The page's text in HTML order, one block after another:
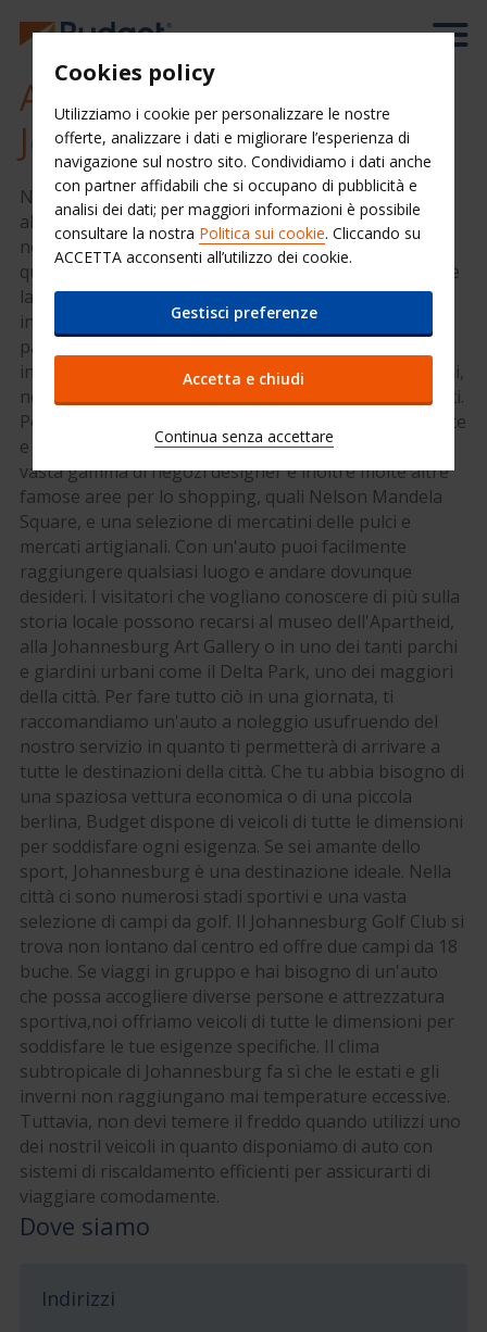
Autonoleggio a
Johannesburg
Noleggia un'auto a Johannesburg per avere accesso
alle migliori attrazioni durante il tuo soggiorno. Il
nostro servizio ti potrà aiutare a trarre il massimo da
questa splendida parte del Sud Africa. Johannesburg è
la città più grande del Sud Africa. Dal passato
interessante e dall'architettura affascinante, è ricca di
parchi e giardini. Nella città vi sono molti luoghi di
interesse. Con la sua vasta scelta di attrazioni culturali,
negozi e musei, Johannesburg offre qualcosa per tutti.
Potrai esplorare le attrazioni storiche, le gallerie d'arte
e Sandoz City, un centro commerciale che offre una
vasta gamma di negozi designer e inoltre molte altre
famose aree per lo shopping, quali Nelson Mandela
Square, e una selezione di mercatini delle pulci e
mercati artigianali. Con un'auto puoi facilmente
raggiungere qualsiasi luogo e andare dovunque
desideri. I visitatori che vogliano conoscere di più sulla
storia locale possono recarsi al museo dell'Apartheid,
alla Johannesburg Art Gallery o in uno dei tanti parchi
e giardini urbani come il Delta Park, uno dei maggiori
della città. Per fare tutto ciò in una giornata, ti
raccomandiamo un'auto a noleggio usufruendo del
nostro servizio in quanto ti permetterà di arrivare a
tutte le destinazioni della città. Che tu abbia bisogno di
una spaziosa vettura economica o di una piccola
berlina, Budget dispone di veicoli di tutte le dimensioni
per soddisfare ogni esigenza. Se sei amante dello
sport, Johannesburg è una destinazione ideale. Nella
città ci sono numerosi stadi sportivi e una vasta
selezione di campi da golf. Il Johannesburg Golf Club si
trova non lontano dal centro ed offre due campi da 18
buche. Se viaggi in gruppo e hai bisogno di un'auto
che possa accogliere diverse persone e attrezzatura
sportiva,noi offriamo veicoli di tutte le dimensioni per
soddisfare le tue esigenze specifiche. Il clima
subtropicale di Johannesburg fa sì che le estati e gli
inverni non raggiungano mai temperature eccessive.
Tuttavia, non devi temere il freddo quando utilizzi uno
dei nostril veicoli in quanto disponiamo di auto con
sistemi di riscaldamento efficienti per assicurarti di
viaggiare comodamente.
Dove siamo
Indirizzi
Cookies policy
Utilizziamo i cookie per personalizzare le nostre
offerte, analizzare i dati e migliorare l’esperienza di
navigazione sul nostro sito. Condividiamo i dati anche
con partner affidabili che si occupano di pubblicità e
analisi dei dati; per maggiori informazioni è possibile
consultare la nostra Politica sui cookie. Cliccando su
ACCETTA acconsenti all’utilizzo dei cookie.
Gestisci preferenze
Accetta e chiudi
Continua senza accettare